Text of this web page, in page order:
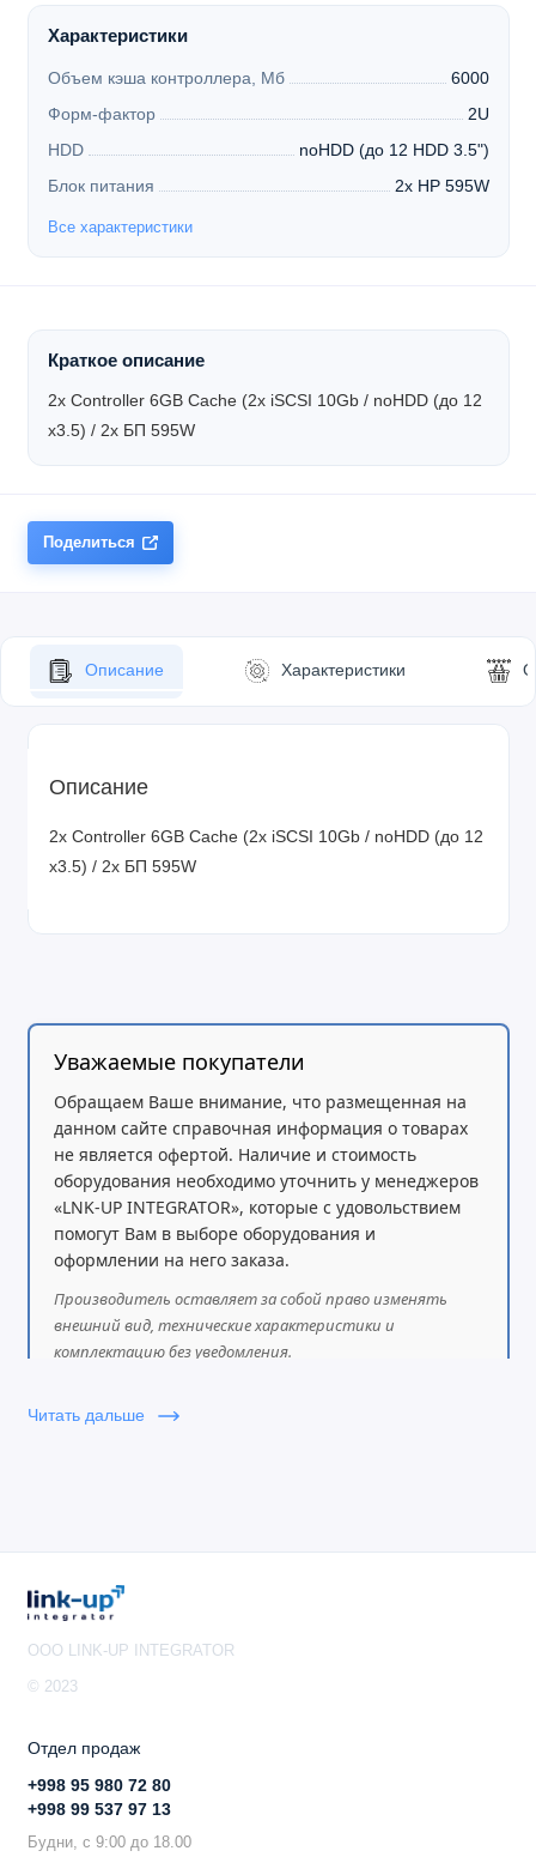
Характеристики
Объем кэша контроллера, Мб
6000
Форм-фактор
2U
HDD
noHDD (до 12 HDD 3.5")
Блок питания
2x HP 595W
Все характеристики
Краткое описание
2x Controller 6GB Cache (2x iSCSI 10Gb / noHDD (до 12
x3.5) / 2x БП 595W
Поделиться
Описание Характеристики
Описание
2x Controller 6GB Cache (2x iSCSI 10Gb / noHDD (до 12
x3.5) / 2x БП 595W
Уважаемые покупатели
Обращаем Ваше внимание, что размещенная на
данном сайте справочная информация о товарах
не является офертой. Наличие и стоимость
оборудования необходимо уточнить у менеджеров
«LNK-UP INTEGRATOR», которые с удовольствием
помогут Вам в выборе оборудования и
оформлении на него заказа.
Производитель оставляет за собой право изменять
внешний вид, технические характеристики и
комплектацию без уведомления.
Читать дальше
OOO LINK-UP INTEGRATOR
© 2023
Отдел продаж
+998 95 980 72 80
+998 99 537 97 13
Будни, с 9:00 до 18.00